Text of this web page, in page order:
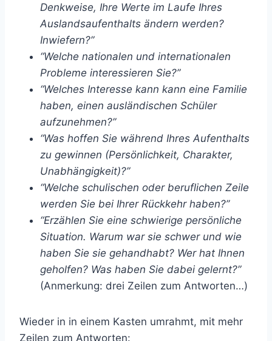
Denkweise, Ihre Werte im Laufe Ihres
Auslandsaufenthalts ändern werden?
Inwiefern?”
“Welche nationalen und internationalen
Probleme interessieren Sie?”
“Welches Interesse kann kann eine Familie
haben, einen ausländischen Schüler
aufzunehmen?”
“Was hoffen Sie während Ihres Aufenthalts
zu gewinnen (Persönlichkeit, Charakter,
Unabhängigkeit)?”
“Welche schulischen oder beruflichen Zeile
werden Sie bei Ihrer Rückkehr haben?”
“Erzählen Sie eine schwierige persönliche
Situation. Warum war sie schwer und wie
haben Sie sie gehandhabt? Wer hat Ihnen
geholfen? Was haben Sie dabei gelernt?”
(Anmerkung: drei Zeilen zum Antworten…)
Wieder in in einem Kasten umrahmt, mit mehr
Zeilen zum Antworten: